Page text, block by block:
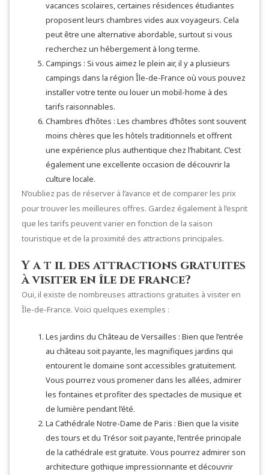
vacances scolaires, certaines résidences étudiantes
proposent leurs chambres vides aux voyageurs. Cela
peut être une alternative abordable, surtout si vous
recherchez un hébergement à long terme.
Campings : Si vous aimez le plein air, il y a plusieurs
campings dans la région Île-de-France où vous pouvez
installer votre tente ou louer un mobil-home à des
tarifs raisonnables.
Chambres d’hôtes : Les chambres d’hôtes sont souvent
moins chères que les hôtels traditionnels et offrent
une expérience plus authentique chez l’habitant. C’est
également une excellente occasion de découvrir la
culture locale.
N’oubliez pas de réserver à l’avance et de comparer les prix
pour trouver les meilleures offres. Gardez également à l’esprit
que les tarifs peuvent varier en fonction de la saison
touristique et de la proximité des attractions principales.
Y a t il des attractions gratuites
à visiter en île de france?
Oui, il existe de nombreuses attractions gratuites à visiter en
Île-de-France. Voici quelques exemples :
Les jardins du Château de Versailles : Bien que l’entrée
au château soit payante, les magnifiques jardins qui
entourent le domaine sont accessibles gratuitement.
Vous pourrez vous promener dans les allées, admirer
les fontaines et profiter des spectacles de musique et
de lumière pendant l’été.
La Cathédrale Notre-Dame de Paris : Bien que la visite
des tours et du Trésor soit payante, l’entrée principale
de la cathédrale est gratuite. Vous pourrez admirer son
architecture gothique impressionnante et découvrir